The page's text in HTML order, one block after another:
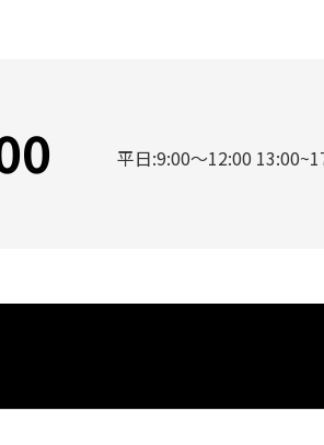
平日:9:00～12:00